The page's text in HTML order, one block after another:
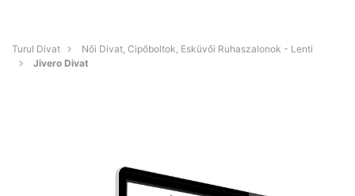
Turul Divat
Női Divat, Cipőboltok, Esküvői Ruhaszalonok - Lenti
Jivero Divat